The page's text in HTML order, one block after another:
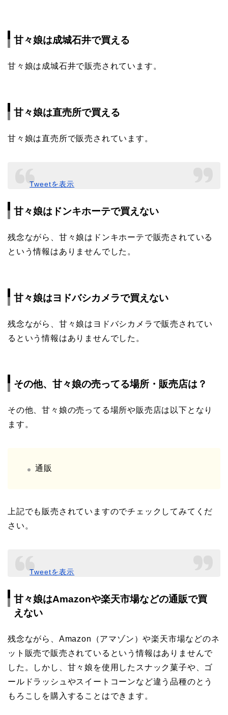
甘々娘は成城石井で買える
甘々娘は成城石井で販売されています。
甘々娘は直売所で買える
甘々娘は直売所で販売されています。
Tweetを表示
甘々娘はドンキホーテで買えない
残念ながら、甘々娘はドンキホーテで販売されている
という情報はありませんでした。
甘々娘はヨドバシカメラで買えない
残念ながら、甘々娘はヨドバシカメラで販売されてい
るという情報はありませんでした。
その他、甘々娘の売ってる場所・販売店は？
その他、甘々娘の売ってる場所や販売店は以下となり
ます。
通販
上記でも販売されていますのでチェックしてみてくだ
さい。
Tweetを表示
甘々娘はAmazonや楽天市場などの通販で買
えない
残念ながら、Amazon（アマゾン）や楽天市場などのネ
ット販売で販売されているという情報はありませんで
した。しかし、甘々娘を使用したスナック菓子や、ゴ
ールドラッシュやスイートコーンなど違う品種のとう
もろこしを購入することはできます。